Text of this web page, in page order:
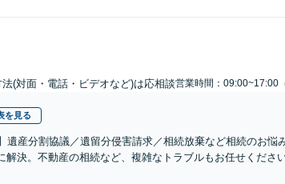
(対面・電話・ビデオなど)は応相談営業時間：09:00~17:00
を見る
遺産分割協議／遺留分侵害請求／相続放棄など相続のお悩
解決。不動産の相続など、複雑なトラブルもお任せくださ